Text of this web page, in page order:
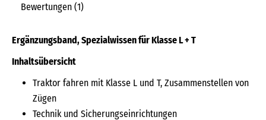
Bewertungen (1)
Ergänzungsband, Spezialwissen für Klasse L + T
Inhaltsübersicht
Traktor fahren mit Klasse L und T, Zusammenstellen von
Zügen
Technik und Sicherungseinrichtungen